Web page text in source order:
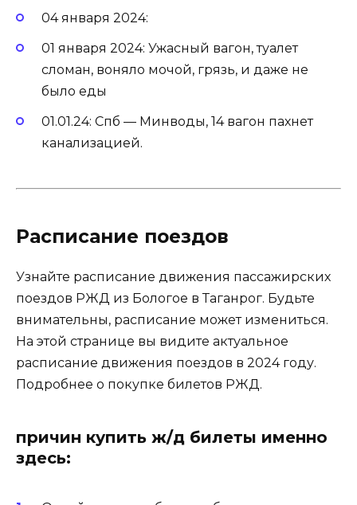
04 января 2024:
01 января 2024: Ужасный вагон, туалет
сломан, воняло мочой, грязь, и даже не
было еды
01.01.24: Спб — Минводы, 14 вагон пахнет
канализацией.
Расписание поездов
Узнайте расписание движения пассажирских
поездов РЖД из Бологое в Таганрог. Будьте
внимательны, расписание может измениться.
На этой странице вы видите актуальное
расписание движения поездов в 2024 году.
Подробнее о покупке билетов РЖД.
причин купить ж/д билеты именно
здесь: